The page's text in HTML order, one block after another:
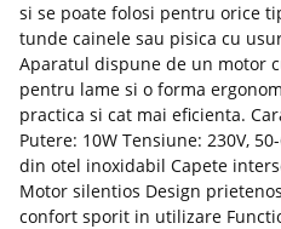
si se poate folosi pentru orice
tunde cainele sau pisica cu
Aparatul dispune de un motor
pentru lame si o forma
practica si cat mai eficienta.
Putere: 10W Tensiune: 230V,
din otel inoxidabil Capete
Motor silentios Design
confort sporit in utilizare